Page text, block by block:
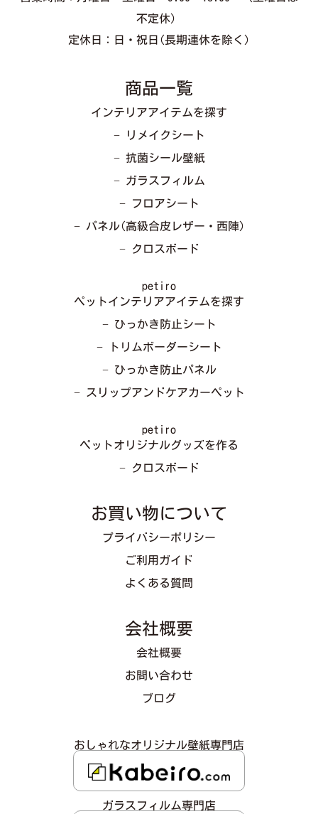
不定休）
定休日：日・祝日(長期連休を除く)
商品一覧
インテリアアイテムを探す
− リメイクシート
− 抗菌シール壁紙
− ガラスフィルム
− フロアシート
− パネル(高級合皮レザー・西陣)
− クロスボード
petiro
ペットインテリアアイテムを探す
− ひっかき防止シート
− トリムボーダーシート
− ひっかき防止パネル
− スリップアンドケアカーペット
petiro
ペットオリジナルグッズを作る
− クロスボード
お買い物について
プライバシーポリシー
ご利用ガイド
よくある質問
会社概要
会社概要
お問い合わせ
ブログ
おしゃれなオリジナル壁紙専門店
ガラスフィルム専門店